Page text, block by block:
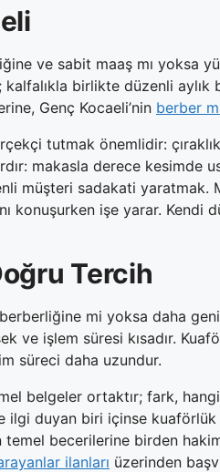
ve sabit maaş mı yoksa
birlikte düzenli
Genç Kocaeli’nin berber
tutmak önemlidir:
makasla derece kesimde
müşteri sadakati yaratmak.
konuşurken işe yarar. Kendi
Tercih
mi yoksa daha
ve işlem süresi kısadır.
süreci daha uzundur.
belgeler ortaktır; fark,
ilgi duyan biri içinse
becerilerine birden
ilanları üzerinden